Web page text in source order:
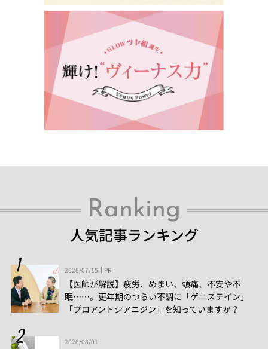
Ranking
人気記事ランキング
2026/07/15 PR
【医師が解説】疲労、めまい、頭痛、不安や不
眠……。更年期のつらい不調に「ゲニステイン」
「プロアントシアニジン」を知っていますか？
2026/08/01